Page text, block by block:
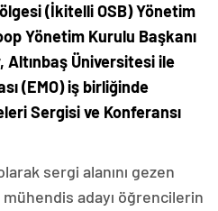
(İkitelli OSB) Yönetim
Yönetim Kurulu Başkanı
Altınbaş Üniversitesi ile
(EMO) iş birliğinde
Sergisi ve Konferansı
sergi alanını gezen
adayı öğrencilerin